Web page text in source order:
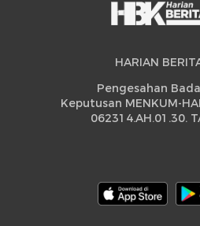
HARIAN
Pengesahan
Keputusan MENKUM-
062314.AH.01.30.